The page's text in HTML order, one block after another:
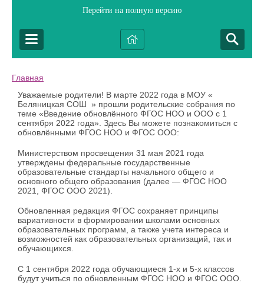
Перейти на полную версию
Главная
Уважаемые родители! В марте 2022 года в МОУ «
Беляницкая СОШ » прошли родительские собрания по
теме «Введение обновлённого ФГОС НОО и ООО с 1
сентября 2022 года». Здесь Вы можете познакомиться с
обновлёнными ФГОС НОО и ФГОС ООО:
Министерством просвещения 31 мая 2021 года
утверждены федеральные государственные
образовательные стандарты начального общего и
основного общего образования (далее — ФГОС НОО
2021, ФГОС ООО 2021).
Обновленная редакция ФГОС сохраняет принципы
вариативности в формировании школами основных
образовательных программ, а также учета интереса и
возможностей как образовательных организаций, так и
обучающихся.
С 1 сентября 2022 года обучающиеся 1-х и 5-х классов
будут учиться по обновленным ФГОС НОО и ФГОС ООО.